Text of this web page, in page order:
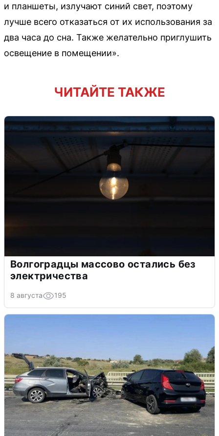
и планшеты, излучают синий свет, поэтому
лучше всего отказаться от их использования за
два часа до сна. Также желательно приглушить
освещение в помещении».
ЧИТАЙТЕ ТАКЖЕ
Волгоградцы массово остались без
электричества
8 августа 195